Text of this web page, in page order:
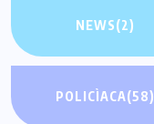
NEWS(2)
POLICÌACA(58)